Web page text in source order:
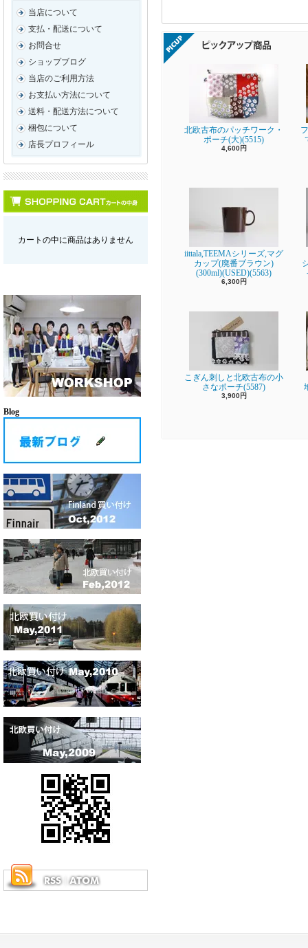
当店について
支払・配送について
お問合せ
ショップブログ
当店のご利用方法
お支払い方法について
送料・配送方法について
梱包について
店長プロフィール
カートの中に商品はありません
Blog
北欧古布のパッチワーク・
ポーチ(大)(5515)
4,600円
iittala,TEEMAシリーズ,マグ
カップ(廃番ブラウン)
(300ml)(USED)(5563)
6,300円
こぎん刺しと北欧古布の小
さなポーチ(5587)
3,900円